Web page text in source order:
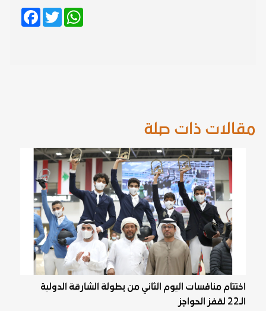
مقالات ذات صلة
اختتام منافسات اليوم الثاني من بطولة الشارقة الدولية
الـ22 لقفز الحواجز
Facebook
Twitter